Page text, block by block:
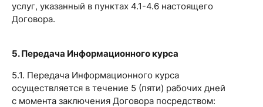
услуг, указанный в пунктах 4.1-4.6 настоящего
Договора.
5. Передача Информационного курса
5.1. Передача Информационного курса
осуществляется в течение 5 (пяти) рабочих дней
с момента заключения Договора посредством: